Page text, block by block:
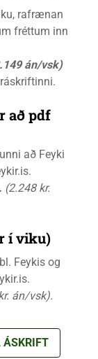
rafrænan
fréttum inn
án/vsk)
að pdf
að Feyki
(2.248 kr.
í viku)
Feykis og
án/vsk).